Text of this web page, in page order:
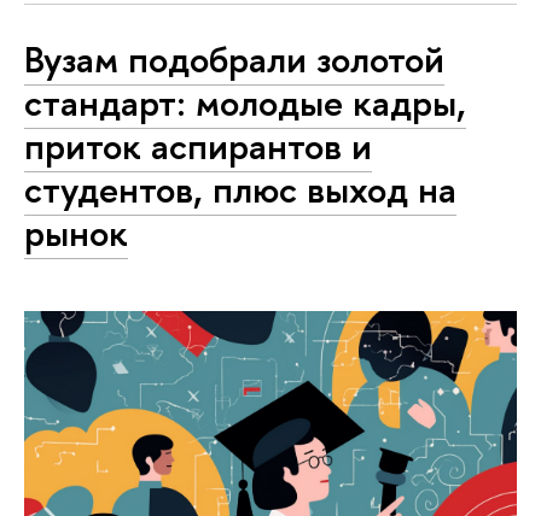
Вузам подобрали золотой
стандарт: молодые кадры,
приток аспирантов и
студентов, плюс выход на
рынок